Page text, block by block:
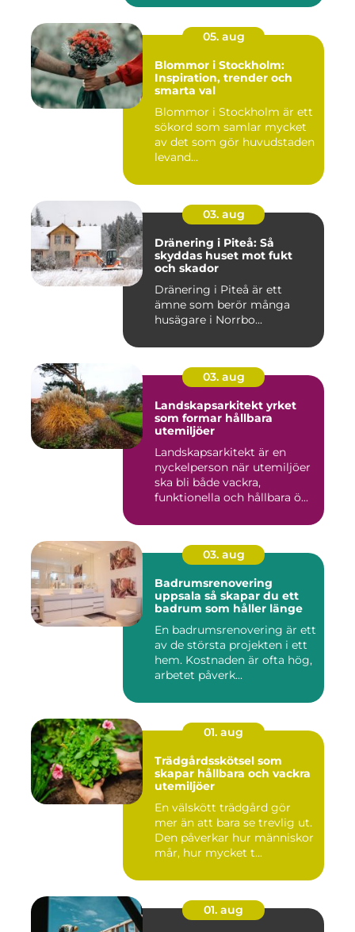
05. aug
Blommor i Stockholm:
Inspiration, trender och
smarta val
Blommor i Stockholm är ett
sökord som samlar mycket
av det som gör huvudstaden
levand...
03. aug
Dränering i Piteå: Så
skyddas huset mot fukt
och skador
Dränering i Piteå är ett
ämne som berör många
husägare i Norrbo...
03. aug
Landskapsarkitekt yrket
som formar hållbara
utemiljöer
Landskapsarkitekt är en
nyckelperson när utemiljöer
ska bli både vackra,
funktionella och hållbara ö...
03. aug
Badrumsrenovering
uppsala så skapar du ett
badrum som håller länge
En badrumsrenovering är ett
av de största projekten i ett
hem. Kostnaden är ofta hög,
arbetet påverk...
01. aug
Trädgårdsskötsel som
skapar hållbara och vackra
utemiljöer
En välskött trädgård gör
mer än att bara se trevlig ut.
Den påverkar hur människor
mår, hur mycket t...
01. aug